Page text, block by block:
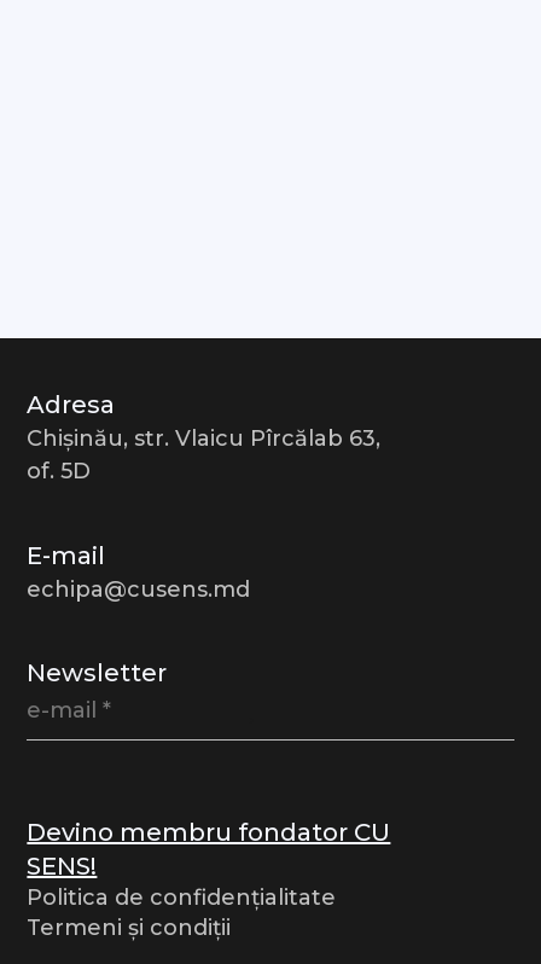
Adresa
Chișinău, str. Vlaicu Pîrcălab 63,
of. 5D
E-mail
echipa@cusens.md
Newsletter
Devino membru fondator CU
SENS!
Politica de confidențialitate
Termeni și condiții